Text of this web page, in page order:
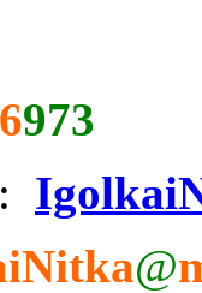
973
@